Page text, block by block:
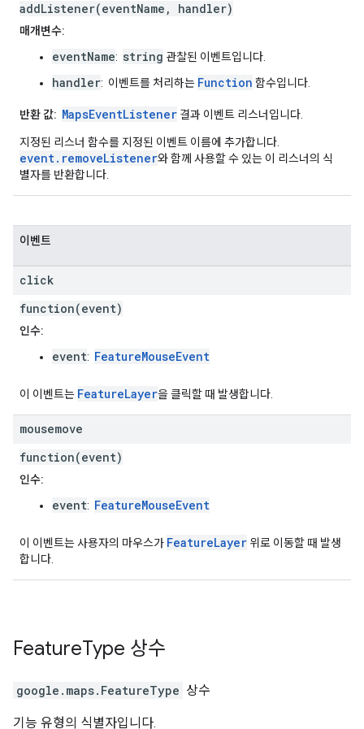
addListener(eventName, handler)
매개변수:
eventName: string 관찰된 이벤트입니다.
handler: 이벤트를 처리하는 Function 함수입니다.
반환 값: MapsEventListener 결과 이벤트 리스너입니다.
지정된 리스너 함수를 지정된 이벤트 이름에 추가합니다.
event.removeListener와 함께 사용할 수 있는 이 리스너의 식
별자를 반환합니다.
이벤트
click
function(event)
인수:
event: FeatureMouseEvent
이 이벤트는 FeatureLayer을 클릭할 때 발생합니다.
mousemove
function(event)
인수:
event: FeatureMouseEvent
이 이벤트는 사용자의 마우스가 FeatureLayer 위로 이동할 때 발생
합니다.
FeatureType 상수
google.maps. FeatureType 상수
기능 유형의 식별자입니다.